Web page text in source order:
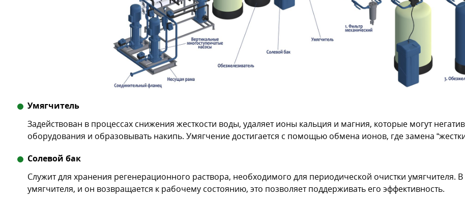
Умягчитель
Задействован в процессах снижения жесткости воды, удаляет ионы кальция и магния, которые могут
оборудования и образовывать накипь. Умягчение достигается с помощью обмена ионов, где замена
Солевой бак
Служит для хранения регенерационного раствора, необходимого для периодической очистки
умягчителя, и он возвращается к рабочему состоянию, это позволяет поддерживать его эффективность.